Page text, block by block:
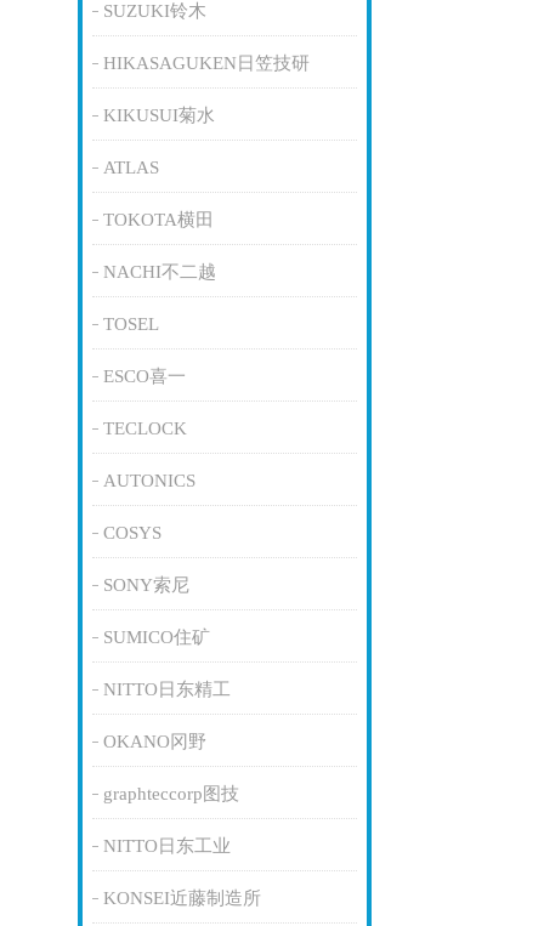
SUZUKI铃木
HIKASAGUKEN日笠技研
KIKUSUI菊水
ATLAS
TOKOTA横田
NACHI不二越
TOSEL
ESCO喜一
TECLOCK
AUTONICS
COSYS
SONY索尼
SUMICO住矿
NITTO日东精工
OKANO冈野
graphteccorp图技
NITTO日东工业
KONSEI近藤制造所